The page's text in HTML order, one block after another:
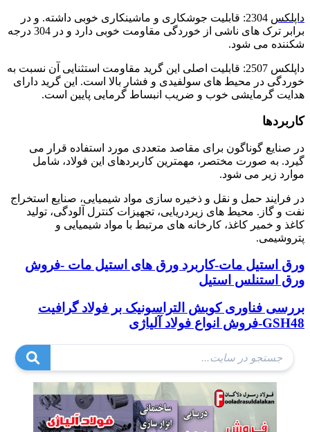
داپلکس
2304: قابلیت جوشکاری و ماشینکاری خوبی داشته. و در
برابر ترک های ناشی از خوردگی مقاومت خوبی دارد و در 304 درجه
شکننده می شود.
داپلکس 2507: قابلیت اصلی این گرید مقاومت استثنایی آن نسبت به
خوردگی در محیط های سولفیدی و فشار بالا است. این گرید دارای
هدایت گرمایشی خوب و ضریب انبساط گرمایی پایین است.
کاربردها
در صنایع گوناگون برای مقاصد متعددی مورد استفاده قرار می
گیرد. به صورت مختصر، مهمترین کاربردهای این فولاد، شامل
موارد زیر می شود.
در فرایند حمل و نقل و ذخیره سازی مواد شیمیایی، صنایع استخراج
نفت و گاز. محیط های زیردریایی، تجهیزات کنترل آلودگی، تولید
کاغذ و خمیر کاغذ، کارخانه های مرتبط با مواد شیمیایی و
پتروشیمی.
ورق استیل مات-کاربرد ورق های استیل مات -فروش
ورق استنلس استیل
بررسی فناوری کوبش التراسونیک بر فولاد گرافیت
GSH48-فروش انواع فولاد آلیاژی